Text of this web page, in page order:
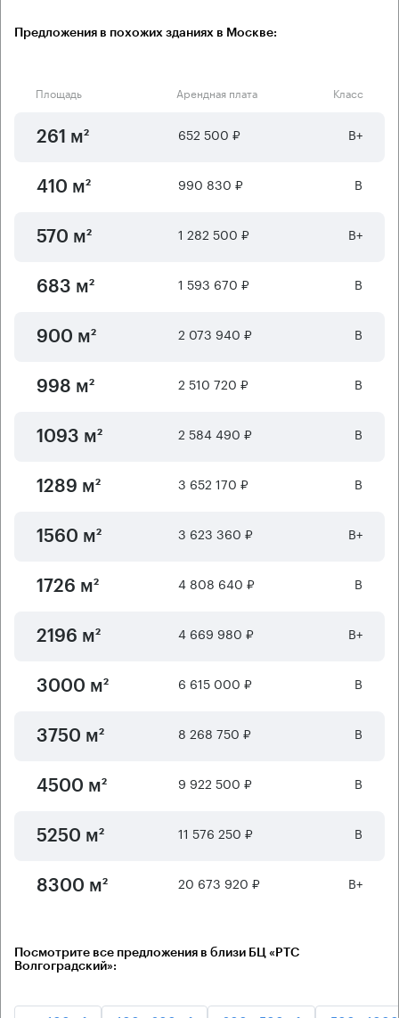
Предложения в похожих зданиях в Москве:
Площадь Арендная плата Класс
261 м² 652 500 ₽ B+
410 м² 990 830 ₽ B
570 м² 1 282 500 ₽ B+
683 м² 1 593 670 ₽ B
900 м² 2 073 940 ₽ B
998 м² 2 510 720 ₽ B
1093 м² 2 584 490 ₽ B
1289 м² 3 652 170 ₽ B
1560 м² 3 623 360 ₽ B+
1726 м² 4 808 640 ₽ B
2196 м² 4 669 980 ₽ B+
3000 м² 6 615 000 ₽ B
3750 м² 8 268 750 ₽ B
4500 м² 9 922 500 ₽ B
5250 м² 11 576 250 ₽ B
8300 м² 20 673 920 ₽ B+
Посмотрите все предложения в близи БЦ «РТС
Волгоградский»: